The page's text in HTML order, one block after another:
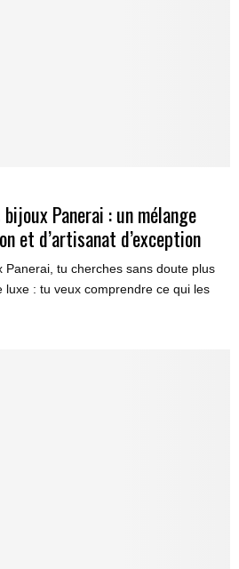
Panerai : un mélange
et d’artisanat d’exception
Panerai, tu cherches sans doute plus
luxe : tu veux comprendre ce qui les